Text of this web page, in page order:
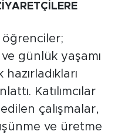
öğrenciler;
günlük yaşamı
Katılımcılar
çalışmalar,
ve üretme